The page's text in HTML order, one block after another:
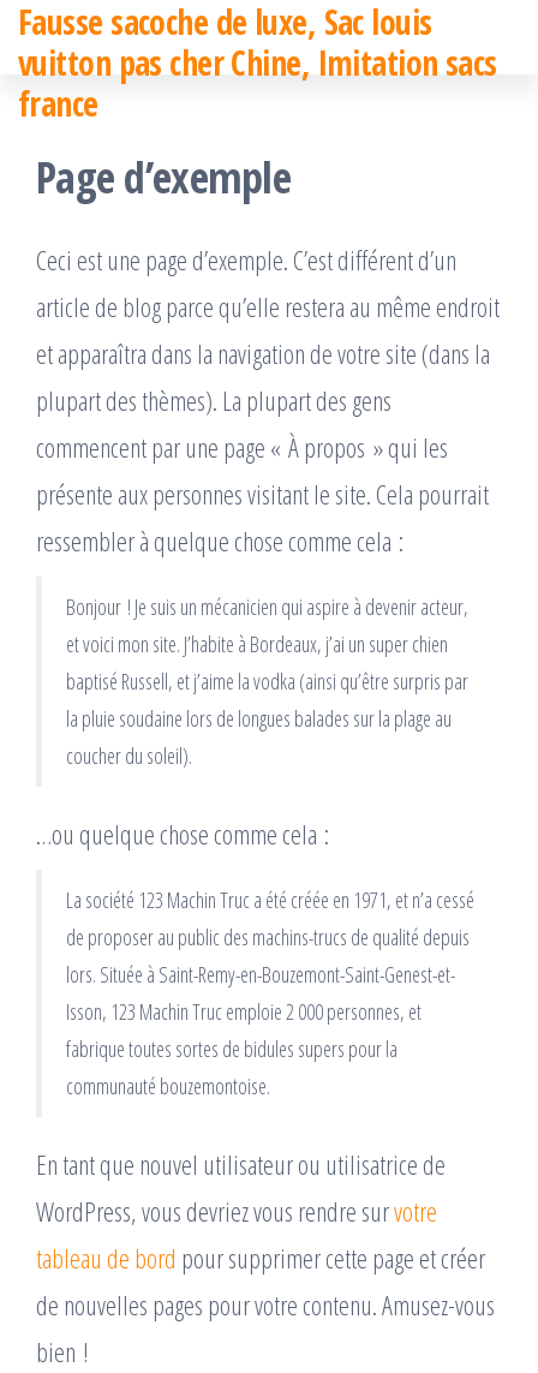
Passer
contenu
Fausse sacoche de luxe, Sac louis
vuitton pas cher Chine, Imitation sacs
france
Page d’exemple
Ceci est une page d’exemple. C’est différent d’un
article de blog parce qu’elle restera au même endroit
et apparaîtra dans la navigation de votre site (dans la
plupart des thèmes). La plupart des gens
commencent par une page « À propos » qui les
présente aux personnes visitant le site. Cela pourrait
ressembler à quelque chose comme cela :
Bonjour ! Je suis un mécanicien qui aspire à devenir acteur,
et voici mon site. J’habite à Bordeaux, j’ai un super chien
baptisé Russell, et j’aime la vodka (ainsi qu’être surpris par
la pluie soudaine lors de longues balades sur la plage au
coucher du soleil).
…ou quelque chose comme cela :
La société 123 Machin Truc a été créée en 1971, et n’a cessé
de proposer au public des machins-trucs de qualité depuis
lors. Située à Saint-Remy-en-Bouzemont-Saint-Genest-et-
Isson, 123 Machin Truc emploie 2 000 personnes, et
fabrique toutes sortes de bidules supers pour la
communauté bouzemontoise.
En tant que nouvel utilisateur ou utilisatrice de
WordPress, vous devriez vous rendre survotre
tableau de bord pour supprimer cette page et créer
de nouvelles pages pour votre contenu. Amusez-vous
bien !